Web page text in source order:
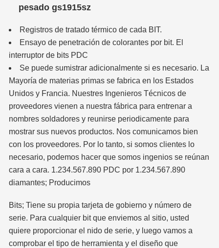
pesado gs1915sz
Registros de tratado térmico de cada BIT.
Ensayo de penetración de colorantes por bit. El
interruptor de bits PDC
Se puede sumistrar adicionalmente si es necesario. La
Mayoría de materias primas se fabrica en los Estados
Unidos y Francia. Nuestres Ingenieros Técnicos de
proveedores vienen a nuestra fábrica para entrenar a
nombres soldadores y reunirse periodicamente para
mostrar sus nuevos productos. Nos comunicamos bien
con los proveedores. Por lo tanto, si somos clientes lo
necesario, podemos hacer que somos ingenios se reúnan
cara a cara. 1.234.567.890 PDC por 1.234.567.890
diamantes; Producimos
Bits; Tiene su propia tarjeta de gobierno y número de
serie. Para cualquier bit que enviemos al sitio, usted
quiere proporcionar el nido de serie, y luego vamos a
comprobar el tipo de herramienta y el diseño que